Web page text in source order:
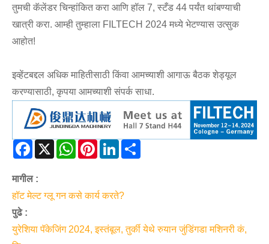
तुमची कॅलेंडर चिन्हांकित करा आणि हॉल 7, स्टँड 44 पर्यंत थांबण्याची
खात्री करा. आम्ही तुम्हाला FILTECH 2024 मध्ये भेटण्यास उत्सुक
आहोत!
इव्हेंटबद्दल अधिक माहितीसाठी किंवा आमच्याशी आगाऊ बैठक शेड्यूल
करण्यासाठी, कृपया आमच्याशी संपर्क साधा.
Facebook
X WhatsAppPinterestLinkedIn
मागील :
हॉट मेल्ट ग्लू गन कसे कार्य करते?
पुढे :
युरेशिया पॅकेजिंग 2024, इस्तंबूल, तुर्की येथे रुयान जुंडिंगडा मशिनरी कं,